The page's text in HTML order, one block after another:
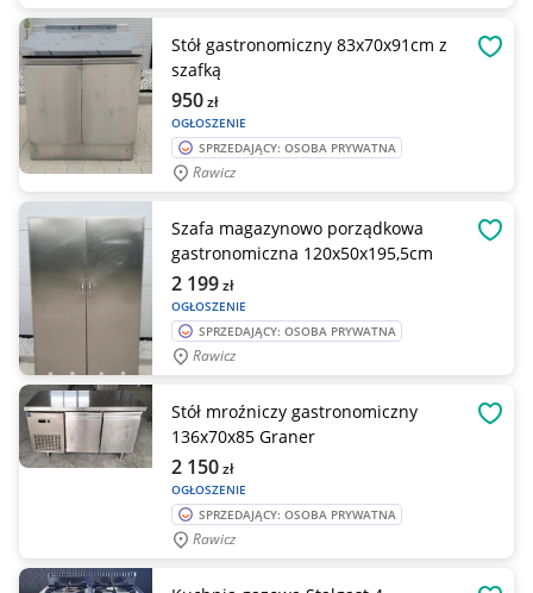
Stół gastronomiczny 83x70x91cm z
szafką
OGŁOSZENIE
950zł
SPRZEDAJĄCY: OSOBA PRYWATNA
Rawicz
Szafa magazynowo porządkowa
gastronomiczna 120x50x195,5cm
OGŁOSZENIE
2 199zł
SPRZEDAJĄCY: OSOBA PRYWATNA
Rawicz
Stół mroźniczy gastronomiczny
136x70x85 Graner
OGŁOSZENIE
2 150zł
SPRZEDAJĄCY: OSOBA PRYWATNA
Rawicz